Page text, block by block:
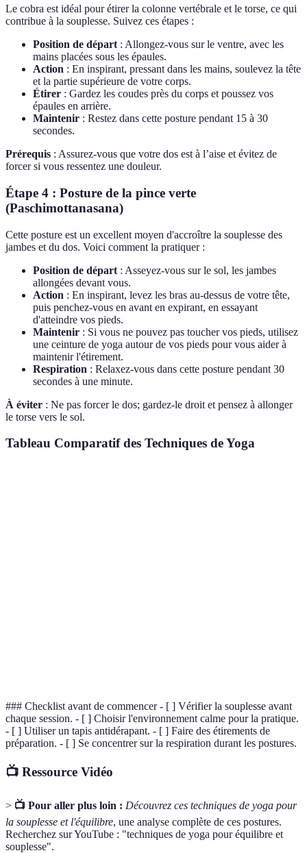
Le cobra est idéal pour étirer la colonne vertébrale et le torse, ce qui
contribue à la souplesse. Suivez ces étapes :
Position de départ : Allongez-vous sur le ventre, avec les
mains placées sous les épaules.
Action : En inspirant, pressant dans les mains, soulevez la tête
et la partie supérieure de votre corps.
Étirer : Gardez les coudes près du corps et poussez vos
épaules en arrière.
Maintenir : Restez dans cette posture pendant 15 à 30
secondes.
Prérequis : Assurez-vous que votre dos est à l’aise et évitez de
forcer si vous ressentez une douleur.
Étape 4 : Posture de la pince verte
(Paschimottanasana)
Cette posture est un excellent moyen d'accroître la souplesse des
jambes et du dos. Voici comment la pratiquer :
Position de départ : Asseyez-vous sur le sol, les jambes
allongées devant vous.
Action : En inspirant, levez les bras au-dessus de votre tête,
puis penchez-vous en avant en expirant, en essayant
d'atteindre vos pieds.
Maintenir : Si vous ne pouvez pas toucher vos pieds, utilisez
une ceinture de yoga autour de vos pieds pour vous aider à
maintenir l'étirement.
Respiration : Relaxez-vous dans cette posture pendant 30
secondes à une minute.
À éviter : Ne pas forcer le dos; gardez-le droit et pensez à allonger
le torse vers le sol.
Tableau Comparatif des Techniques de Yoga
### Checklist avant de commencer - [ ] Vérifier la souplesse avant
chaque session. - [ ] Choisir l'environnement calme pour la pratique.
- [ ] Utiliser un tapis antidérapant. - [ ] Faire des étirements de
préparation. - [ ] Se concentrer sur la respiration durant les postures.
📺 Ressource Vidéo
> 📺 Pour aller plus loin : Découvrez ces techniques de yoga pour
la souplesse et l'équilibre, une analyse complète de ces postures.
Recherchez sur YouTube : "techniques de yoga pour équilibre et
souplesse".